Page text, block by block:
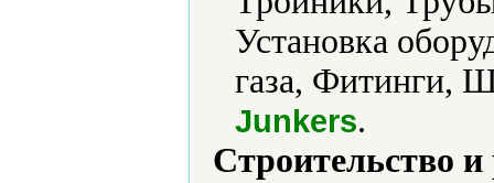
Установка
газа, Фитинги,
Junkers.
Строительство